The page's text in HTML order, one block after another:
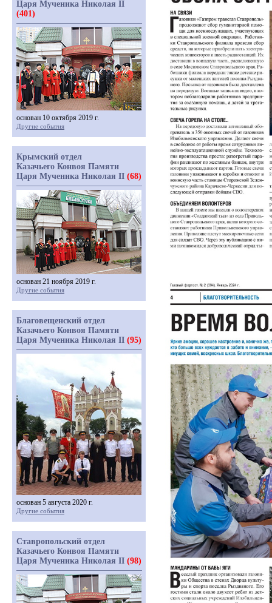
Царя Мученика Николая II
(401)
основан 10 октября 2019 г.
Другие события
Крымский отдел
Казачьего Конвоя Памяти
Царя Мученика Николая II (68)
основан 21 ноября 2019 г.
Другие события
Благовещенский отдел
Казачьего Конвоя Памяти
Царя Мученика Николая II (95)
основан 5 августа 2020 г.
Другие события
Ставропольский отдел
Казачьего Конвоя Памяти
Царя Мученика Николая II (98)